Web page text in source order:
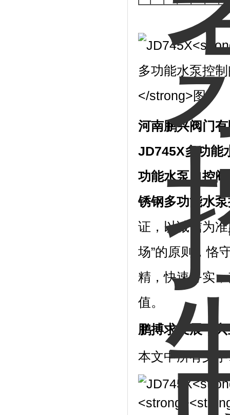
河南鹏兴阀门
JD745X多功能
功能水泵自控
锈钢多功能水
证，以诚信为
场”的原则，恪
精，快速务实
值。
鹏搏求发展，
本文中所有文